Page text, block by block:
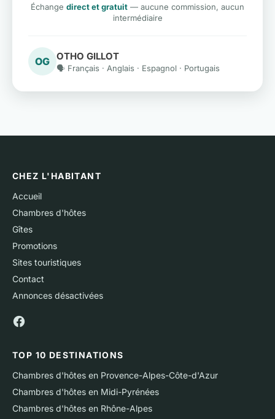
Échange direct et gratuit — aucune commission, aucun
intermédiaire
OG OTHO GILLOT
🗣️ Français · Anglais · Espagnol · Portugais
CHEZ L'HABITANT
Accueil
Chambres d'hôtes
Gîtes
Promotions
Sites touristiques
Contact
Annonces désactivées
TOP 10 DESTINATIONS
Chambres d'hôtes en Provence-Alpes-Côte-d'Azur
Chambres d'hôtes en Midi-Pyrénées
Chambres d'hôtes en Rhône-Alpes